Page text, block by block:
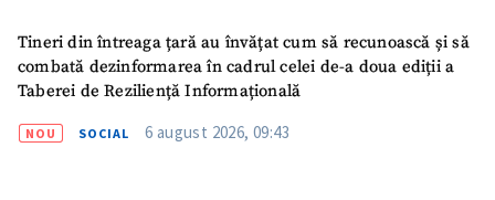
Tineri din întreaga țară au învățat cum să recunoască și să
combată dezinformarea în cadrul celei de-a doua ediții a
Taberei de Reziliență Informațională
NOU SOCIAL 6 august 2026, 09:43